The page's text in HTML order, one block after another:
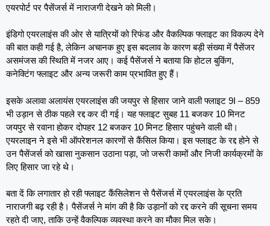
एयरपोर्ट पर पैसेंजर्स में नाराजगी देखने को मिली।
इंडिगो एयरलाइंस की ओर से यात्रियों को रिफंड और वैकल्पिक फ्लाइट का विकल्प देने
की बात कही गई है, लेकिन अचानक हुए इस बदलाव के कारण बड़ी संख्या में पैसेंजर
असमंजस की स्थिति में नजर आए। कई पैसेंजर्स ने बताया कि होटल बुकिंग,
कनेक्टिंग फ्लाइट और अन्य जरूरी काम प्रभावित हुए हैं।
इसके अलावा अलायंस एयरलाइंस की जयपुर से हिसार जाने वाली फ्लाइट 9I – 859
भी उड़ान से ठीक पहले रद्द कर दी गई। यह फ्लाइट सुबह 11 बजकर 10 मिनट
जयपुर से रवाना होकर दोपहर 12 बजकर 10 मिनट हिसार पहुंचने वाली थी।
एयरलाइन ने इसे भी ऑपरेशनल कारणों से कैंसिल किया। इस फ्लाइट के रद्द होने से
उन पैसेंजर्स को खासा नुकसान उठाना पड़ा, जो जरूरी कामों और निजी कार्यक्रमों के
लिए हिसार जा रहे थे।
बता दें कि लगातार हो रही फ्लाइट कैंसिलेशन से पैसेंजर्स में एयरलाइंस के प्रति
नाराजगी बढ़ रही है। पैसेंजर्स ने मांग की है कि उड़ानों को रद्द करने की सूचना समय
रहते दी जाए, ताकि उन्हें वैकल्पिक व्यवस्था करने का मौका मिल सके।